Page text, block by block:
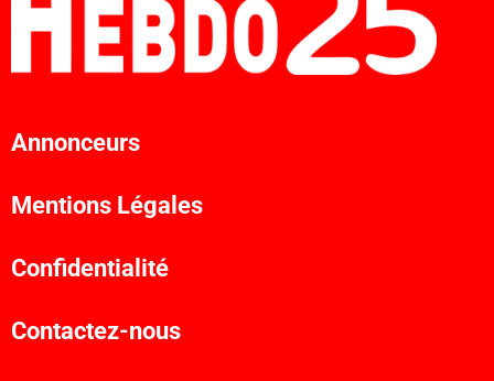
Annonceurs
Mentions Légales
Confidentialité
Contactez-nous